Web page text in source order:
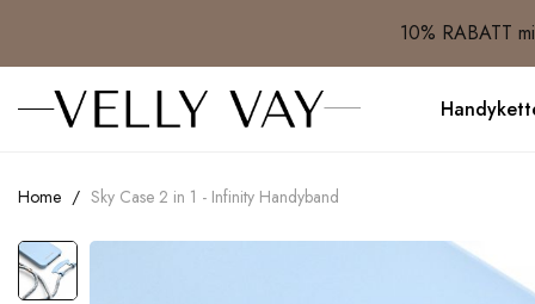
10% RABATT
Home Sky Case 2 in 1 - Infinity Handyband
Skip
to